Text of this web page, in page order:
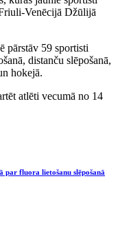
Venēcijā Džūlijā
pārstāv 59 sportisti
distanču slēpošanā,
hokejā.
atlēti vecumā no 14
par fluora lietošanu slēpošanā